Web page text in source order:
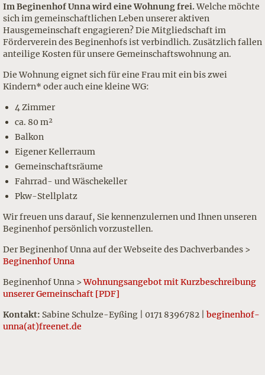
Im Beginenhof Unna wird eine Wohnung frei.Welche möchte
sich im gemeinschaftlichen Leben unserer aktiven
Hausgemeinschaft engagieren? Die Mitgliedschaft im
Förderverein des Beginenhofs ist verbindlich. Zusätzlich fallen
anteilige Kosten für unsere Gemeinschaftswohnung an.
Die Wohnung eignet sich für eine Frau mit ein bis zwei
Kindern* oder auch eine kleine WG:
4 Zimmer
ca. 80 m²
Balkon
Eigener Kellerraum
Gemeinschaftsräume
Fahrrad- und Wäschekeller
Pkw-Stellplatz
Wir freuen uns darauf, Sie kennenzulernen und Ihnen unseren
Beginenhof persönlich vorzustellen.
Der Beginenhof Unna auf der Webseite des Dachverbandes >
Beginenhof Unna
Beginenhof Unna >Wohnungsangebot mit Kurzbeschreibung
unserer Gemeinschaft [PDF]
Kontakt: Sabine Schulze-Eyßing | 0171 8396782 | beginenhof-
unna(at)freenet.de